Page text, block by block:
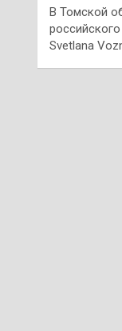
В Томской
Svetlana